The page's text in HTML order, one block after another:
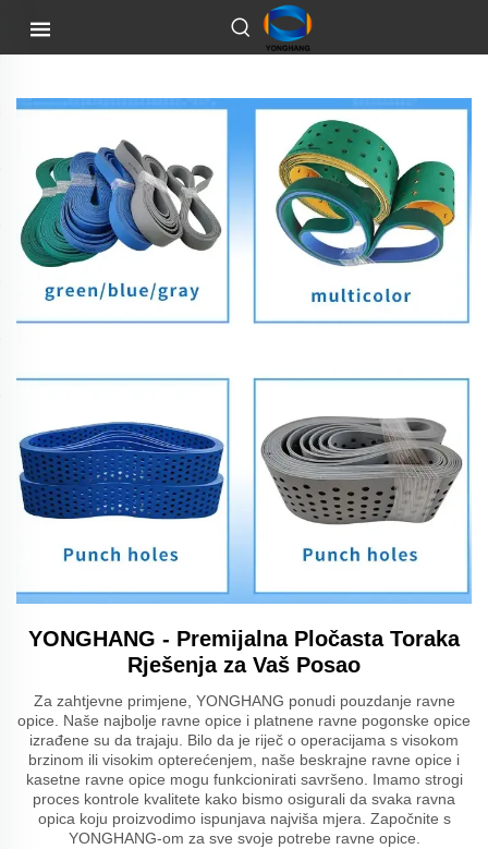
YONGHANG - Premijalna Pločasta Toraka
Rješenja za Vaš Posao
Za zahtjevne primjene, YONGHANG ponudi pouzdanje ravne
opice. Naše najbolje ravne opice i platnene ravne pogonske opice
izrađene su da trajaju. Bilo da je riječ o operacijama s visokom
brzinom ili visokim opterećenjem, naše beskrajne ravne opice i
kasetne ravne opice mogu funkcionirati savršeno. Imamo strogi
proces kontrole kvalitete kako bismo osigurali da svaka ravna
opica koju proizvodimo ispunjava najviša mjera. Započnite s
YONGHANG-om za sve svoje potrebe ravne opice.